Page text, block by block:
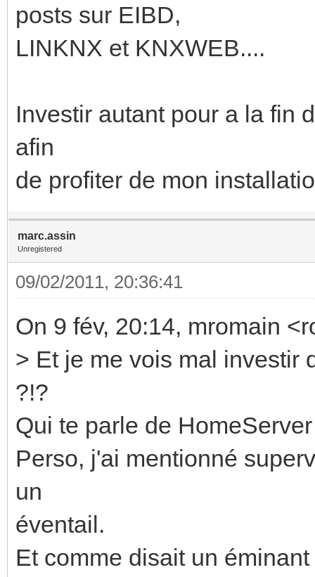
posts sur EIBD,
LINKNX et KNXWEB....
Investir autant pour a la fin
afin
de profiter de mon
marc.assin
Unregistered
09/02/2011, 20:36:41
On 9 fév, 20:14, mromain
> Et je me vois mal investir
?!?
Qui te parle de
Perso, j'ai mentionné
un
éventail.
Et comme disait un